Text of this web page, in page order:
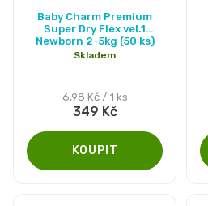
Baby Charm Premium
Super Dry Flex vel.1
Newborn 2-5kg (50 ks)
hodnocení
produktu
4,9
z
hvězdiček.
Skladem
349 Kč
Měrná
cena:
6,98 Kč / 1 ks